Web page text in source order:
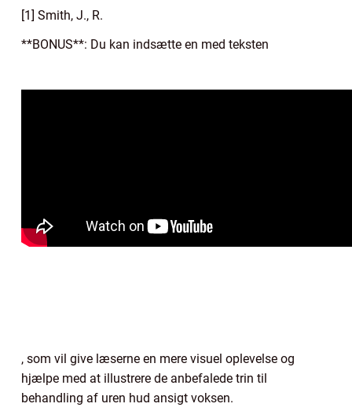
[1] Smith, J., R.
**BONUS**: Du kan indsætte en med teksten
, som vil give læserne en mere visuel oplevelse og
hjælpe med at illustrere de anbefalede trin til
behandling af uren hud ansigt voksen.